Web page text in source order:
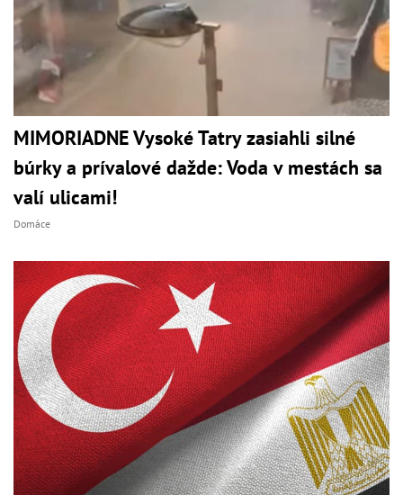
MIMORIADNE Vysoké Tatry zasiahli silné
búrky a prívalové dažde: Voda v mestách sa
valí ulicami!
Domáce